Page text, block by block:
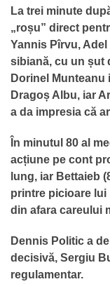
La trei minute
„roșu” direct
Yannis Pîrvu,
sibiană, cu un șut
Dorinel Munteanu
Dragoș Albu, iar
a da impresia că
În minutul 80 al
acțiune pe cont
lung, iar Bettaieb
printre picioare lui
din afara careului
Dennis Politic a
decisivă, Sergiu
regulamentar.